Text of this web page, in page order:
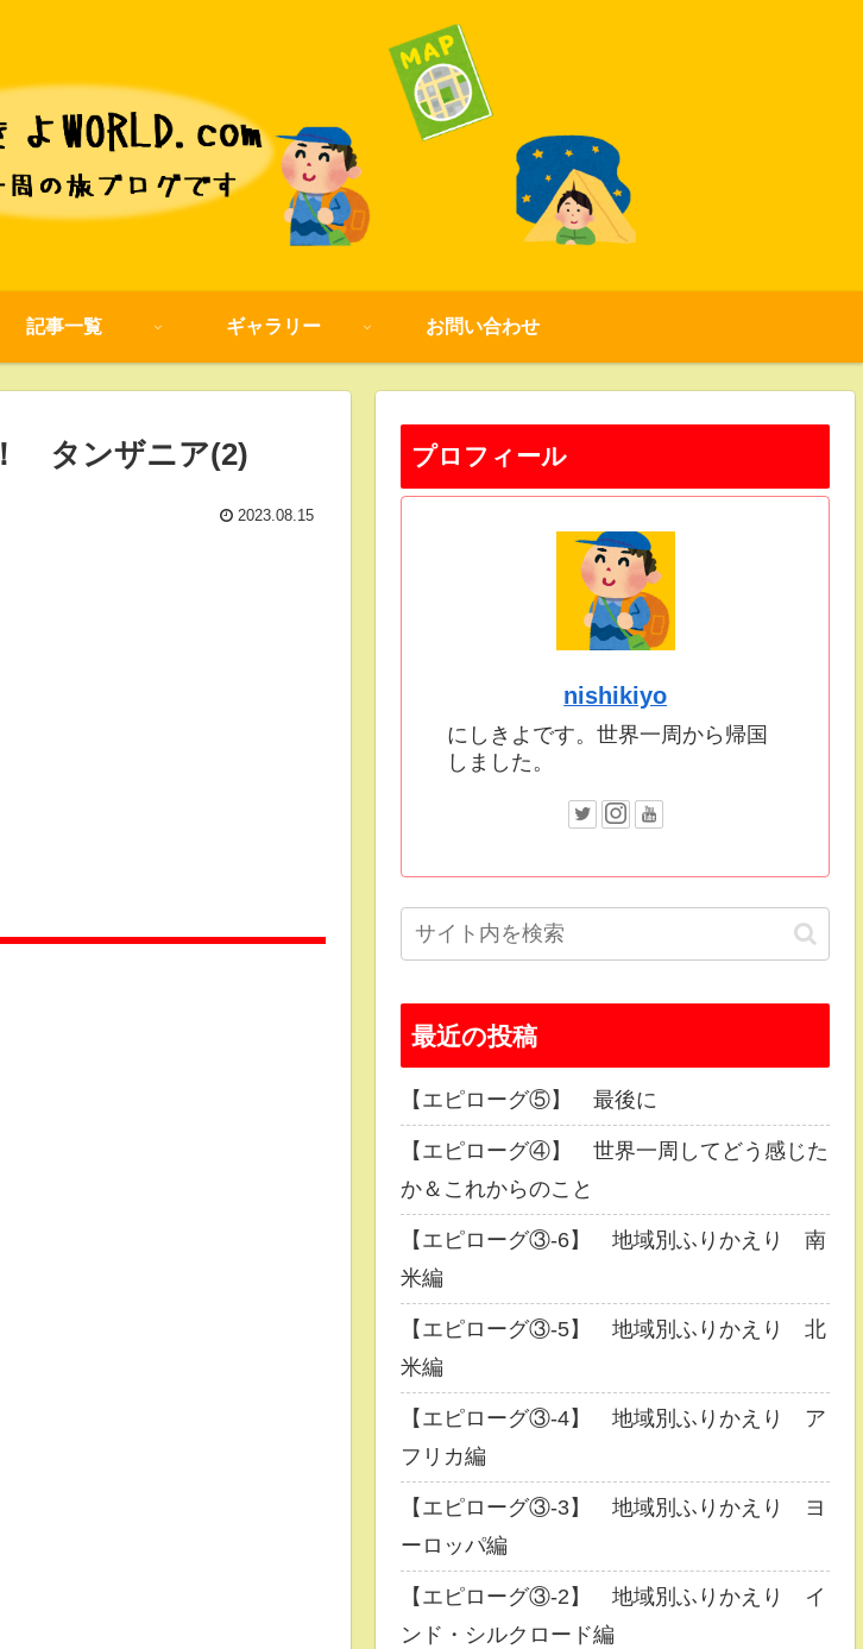
記事一覧 ギャラリー お問い合わせ
#204 アフリカの楽園！？ザンジバルへ٩(ﾟ∀ﾟ)و！ タンザニア(2)
2023.08.15
プロフィール
nishikiyo
にしきよです。世界一周から帰国
しました。
最近の投稿
【エピローグ⑤】 最後に
【エピローグ④】 世界一周してどう感じた
か＆これからのこと
【エピローグ③-6】 地域別ふりかえり 南
米編
【エピローグ③-5】 地域別ふりかえり 北
米編
【エピローグ③-4】 地域別ふりかえり ア
フリカ編
【エピローグ③-3】 地域別ふりかえり ヨ
ーロッパ編
【エピローグ③-2】 地域別ふりかえり イ
ンド・シルクロード編